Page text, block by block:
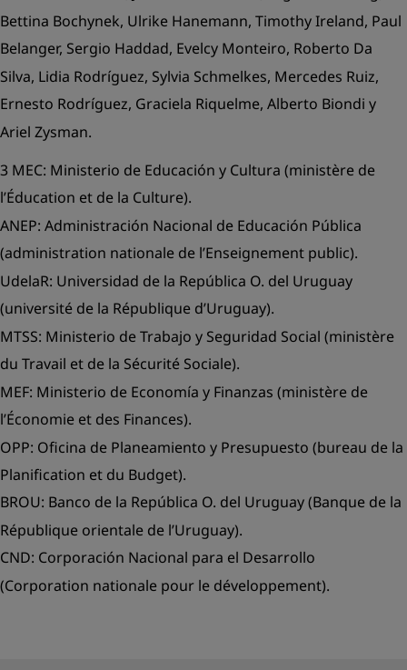
Bettina Bochynek, Ulrike Hanemann, Timothy Ireland, Paul
Belanger, Sergio Haddad, Evelcy Monteiro, Roberto Da
Silva, Lidia Rodríguez, Sylvia Schmelkes, Mercedes Ruiz,
Ernesto Rodríguez, Graciela Riquelme, Alberto Biondi y
Ariel Zysman.
3 MEC: Ministerio de Educación y Cultura (ministère de
l’Éducation et de la Culture).
ANEP: Administración Nacional de Educación Pública
(administration nationale de l’Enseignement public).
UdelaR: Universidad de la República O. del Uruguay
(université de la République d’Uruguay).
MTSS: Ministerio de Trabajo y Seguridad Social (ministère
du Travail et de la Sécurité Sociale).
MEF: Ministerio de Economía y Finanzas (ministère de
l’Économie et des Finances).
OPP: Oficina de Planeamiento y Presupuesto (bureau de la
Planification et du Budget).
BROU: Banco de la República O. del Uruguay(Banque de la
République orientale de l’Uruguay).
CND: Corporación Nacional para el Desarrollo
(Corporation nationale pour le développement).